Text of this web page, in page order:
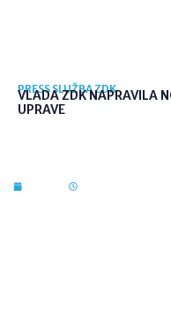
PRESS SLUŽBA ZDK
VLADA ZDK NAPRAVILA
UPRAVE